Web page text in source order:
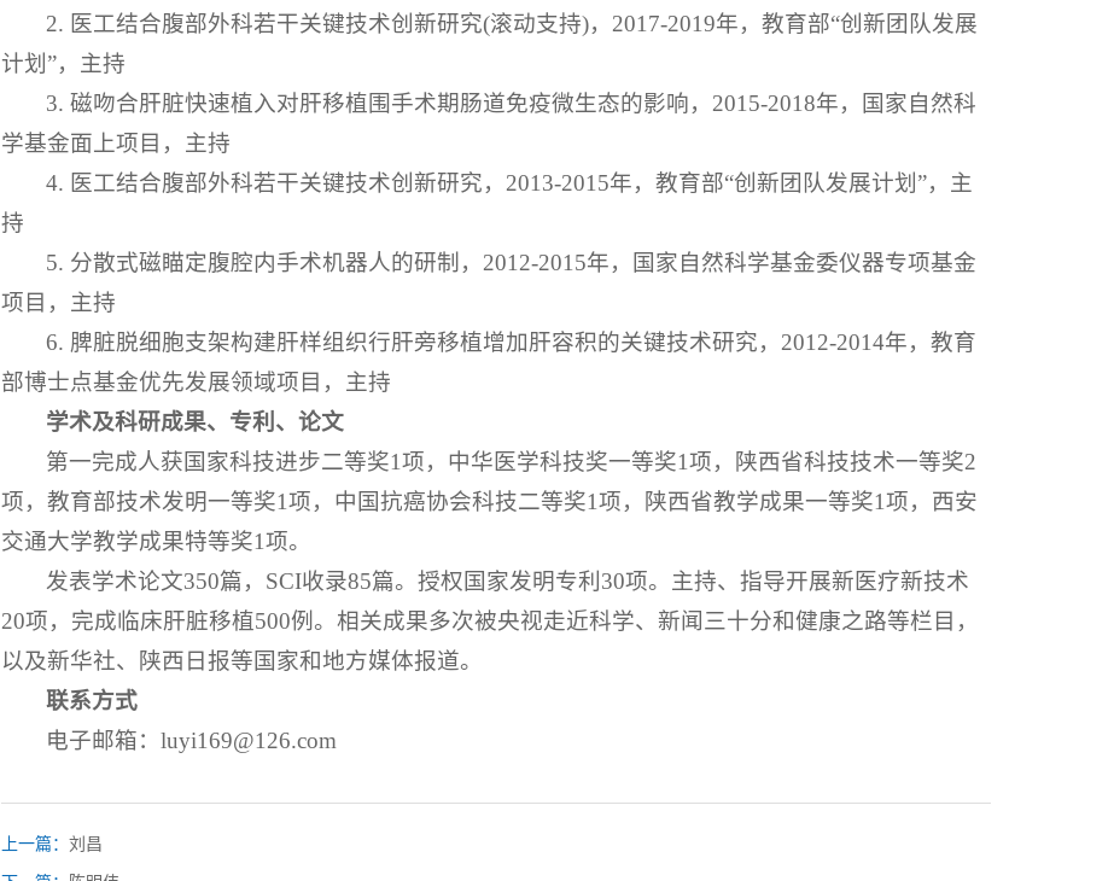
2. 医工结合腹部外科若干关键技术创新研究(滚动支持)，2017-2019年，教育部“创新团队发展
计划”，主持
3. 磁吻合肝脏快速植入对肝移植围手术期肠道免疫微生态的影响，2015-2018年，国家自然科
学基金面上项目，主持
4. 医工结合腹部外科若干关键技术创新研究，2013-2015年，教育部“创新团队发展计划”，主
持
5. 分散式磁瞄定腹腔内手术机器人的研制，2012-2015年，国家自然科学基金委仪器专项基金
项目，主持
6. 脾脏脱细胞支架构建肝样组织行肝旁移植增加肝容积的关键技术研究，2012-2014年，教育
部博士点基金优先发展领域项目，主持
学术及科研成果、专利、论文
第一完成人获国家科技进步二等奖1项，中华医学科技奖一等奖1项，陕西省科技技术一等奖2
项，教育部技术发明一等奖1项，中国抗癌协会科技二等奖1项，陕西省教学成果一等奖1项，西安
交通大学教学成果特等奖1项。
发表学术论文350篇，SCI收录85篇。授权国家发明专利30项。主持、指导开展新医疗新技术
20项，完成临床肝脏移植500例。相关成果多次被央视走近科学、新闻三十分和健康之路等栏目，
以及新华社、陕西日报等国家和地方媒体报道。
联系方式
电子邮箱：luyi169@126.com
上一篇： 刘昌